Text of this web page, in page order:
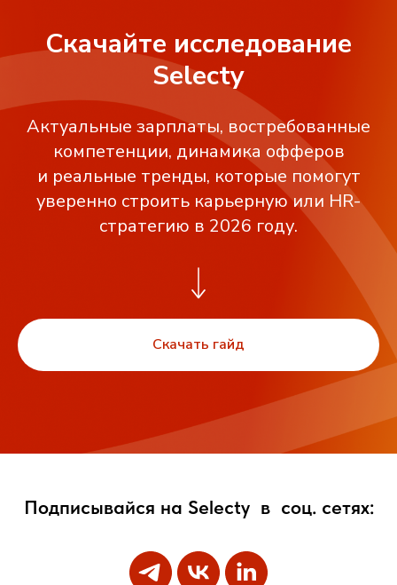
Скачайте исследование
Selecty
Актуальные зарплаты, востребованные
компетенции, динамика офферов
и реальные тренды, которые помогут
уверенно строить карьерную или HR-
стратегию в 2026 году.
Скачать гайд
Подписывайся на Selecty в соц. сетях: